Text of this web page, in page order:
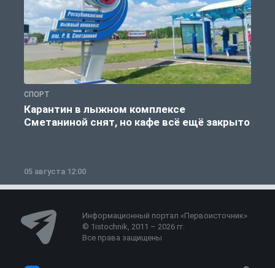
СПОРТ
Карантин в лыжном комплексе
Сметаниной снят, но кафе всё ещё закрыто
05 августа 12:00
Информационный портал «Первоисточник»
© 1istochnik, 2011 – 2026 гг.
Все права защищены